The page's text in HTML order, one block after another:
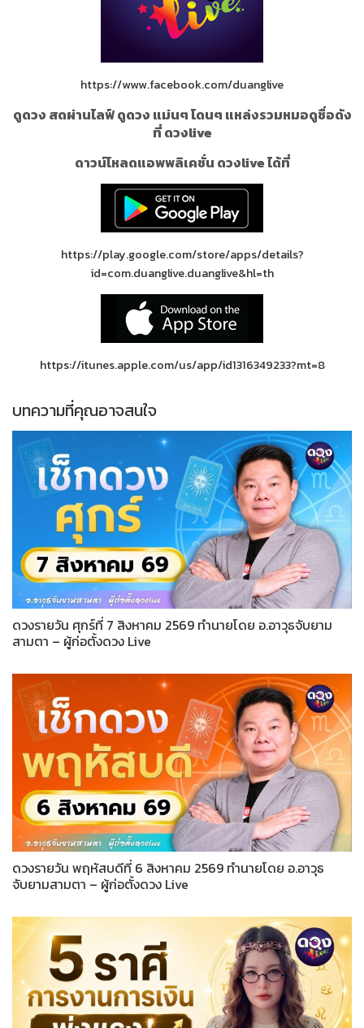
https://www.facebook.com/duanglive
ดูดวง สดผ่านไลฟ์ ดูดวง แม่นๆ โดนๆ แหล่งรวมหมอดูชื่อดัง
ที่ ดวงlive
ดาวน์โหลดแอพพลิเคชั่น ดวงlive ได้ที่
https://play.google.com/store/apps/details?
id=com.duanglive.duanglive&hl=th
https://itunes.apple.com/us/app/id1316349233?mt=8
บทความที่คุณอาจสนใจ
ดวงรายวัน ศุกร์ที่ 7 สิงหาคม 2569 ทำนายโดย อ.อาวุธจับยาม
สามตา – ผู้ก่อตั้งดวง Live
ดวงรายวัน พฤหัสบดีที่ 6 สิงหาคม 2569 ทำนายโดย อ.อาวุธ
จับยามสามตา – ผู้ก่อตั้งดวง Live